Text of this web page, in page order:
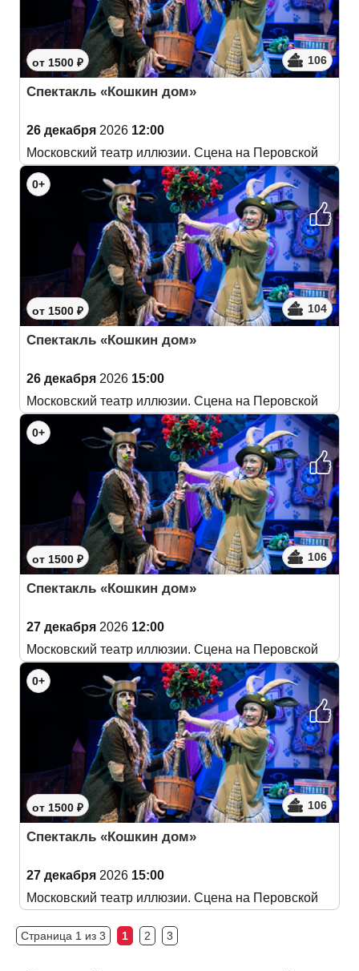
от 1500 ₽ 106
Спектакль «Кошкин дом»
26 декабря 2026 12:00
Московский театр иллюзии. Сцена на Перовской
0+
от 1500 ₽ 104
Спектакль «Кошкин дом»
26 декабря 2026 15:00
Московский театр иллюзии. Сцена на Перовской
0+
от 1500 ₽ 106
Спектакль «Кошкин дом»
27 декабря 2026 12:00
Московский театр иллюзии. Сцена на Перовской
0+
от 1500 ₽ 106
Спектакль «Кошкин дом»
27 декабря 2026 15:00
Московский театр иллюзии. Сцена на Перовской
Страница 1 из 3 1 2 3